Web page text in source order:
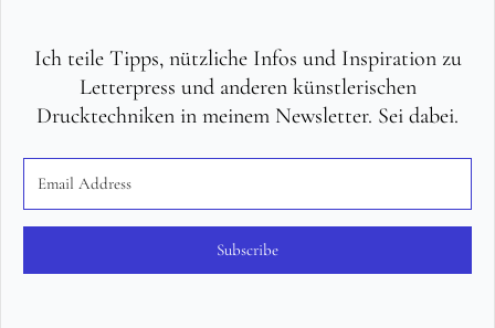
Ich teile Tipps, nützliche Infos und Inspiration zu
Letterpress und anderen künstlerischen
Drucktechniken in meinem Newsletter. Sei dabei.
Subscribe